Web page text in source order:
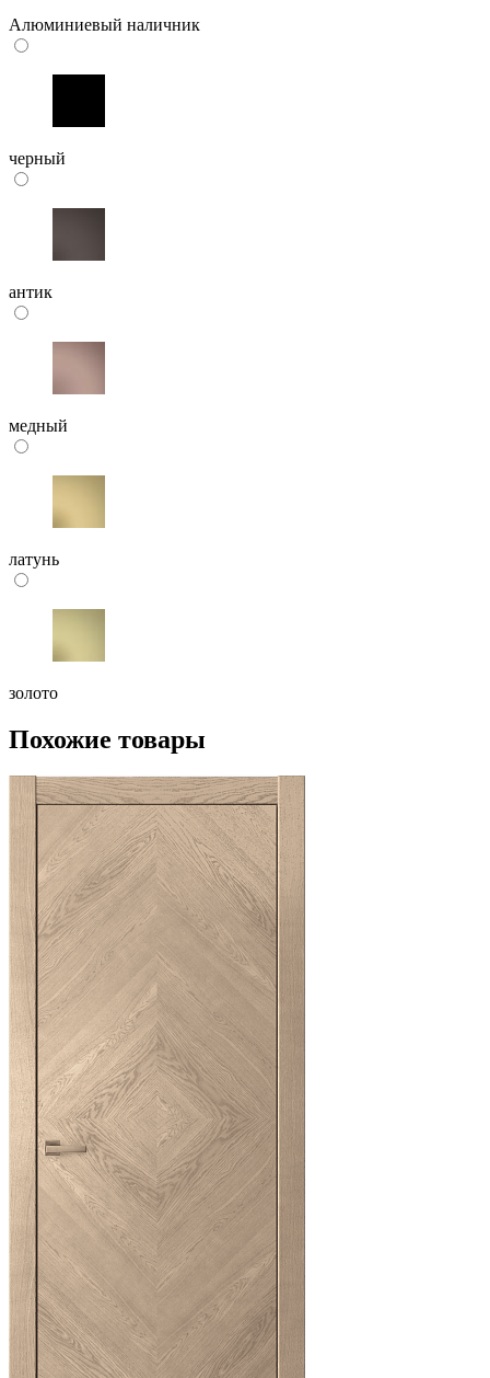
Алюминиевый наличник
черный
антик
медный
латунь
золото
Похожие товары